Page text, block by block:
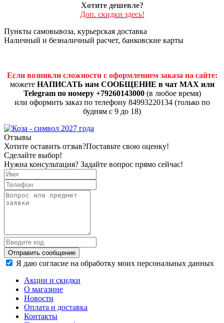
Хотите дешевле?
Доп. скидки здесь!
Пункты самовывоза, курьерская доставка
Наличный и безналичный расчет, банковские карты
Если возникли сложности с оформлением заказа на сайте:
можете НАПИСАТЬ нам СООБЩЕНИЕ в чат MAX или
Telegram по номеру +79260143000(в любое время)
или оформить заказ по телефону 84993220134 (только по
будням с 9 до 18)
Отзывы
Хотите оставить отзыв?Поставьте свою оценку!
Сделайте выбор!
Нужна консультация? Задайте вопрос прямо сейчас!
Отправить сообщение
Я даю согласие на обработку моих персональных данных
Акции и скидки
О магазине
Новости
Оплата и доставка
Контакты